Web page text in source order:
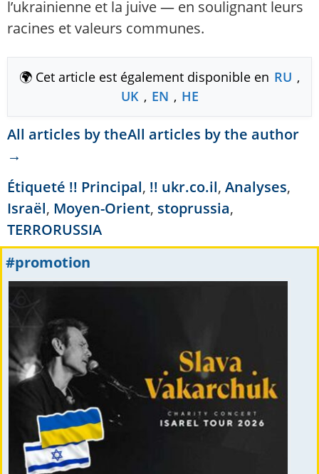
l’ukrainienne et la juive — en soulignant leurs
racines et valeurs communes.
🌍 Cet article est également disponible en RU ,
UK , EN , HE
All articles by theAll articles by the author
→
Étiqueté !! Principal, !! ukr.co.il, Analyses,
Israël, Moyen-Orient, stoprussia,
TERRORUSSIA
#promotion